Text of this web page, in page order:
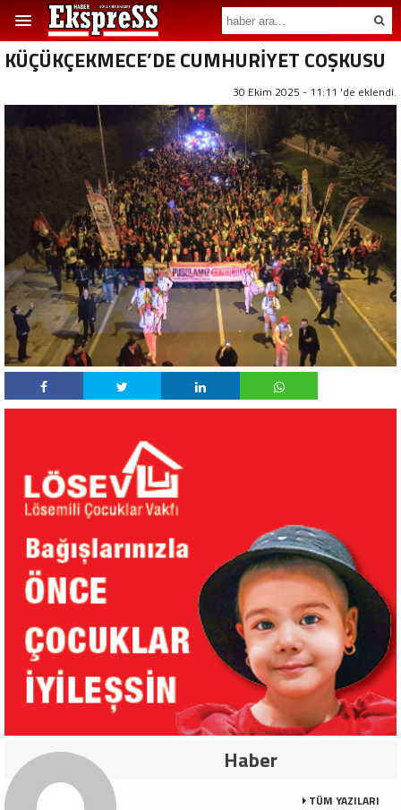
KÜÇÜKÇEKMECE’DE CUMHURİYET COŞKUSU
30 Ekim 2025 - 11:11 'de eklendi.
Haber
TÜM YAZILARI